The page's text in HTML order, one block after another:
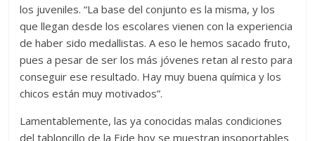
los juveniles. “La base del conjunto es la misma, y los
que llegan desde los escolares vienen con la experiencia
de haber sido medallistas. A eso le hemos sacado fruto,
pues a pesar de ser los más jóvenes retan al resto para
conseguir ese resultado. Hay muy buena química y los
chicos están muy motivados”.
Lamentablemente, las ya conocidas malas condiciones
del tabloncillo de la Eide hoy se muestran insoportables